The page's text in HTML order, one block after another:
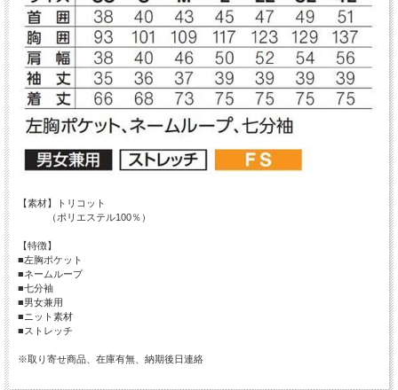
【素材】トリコット
（ポリエステル100％）
【特徴】
■左胸ポケット
■ネームループ
■七分袖
■男女兼用
■ニット素材
■ストレッチ
※取り寄せ商品、在庫有無、納期後日連絡